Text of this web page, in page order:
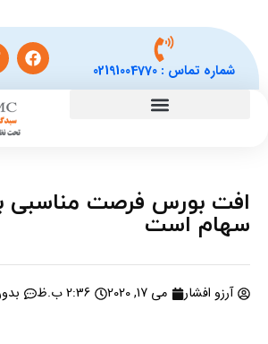
شماره تماس :02191004770
افت بورس فرصت مناسبی
سهام است
آرزو افشار می 17, 2020 2:36 ب.ظ